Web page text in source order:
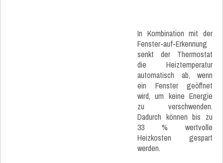
In Kombination mit der
Fenster-auf-Erkennung
senkt der Thermostat
die Heiztemperatur
automatisch ab, wenn
ein Fenster geöffnet
wird, um keine Energie
zu verschwenden.
Dadurch können bis zu
33 % wertvolle
Heizkosten gespart
werden.